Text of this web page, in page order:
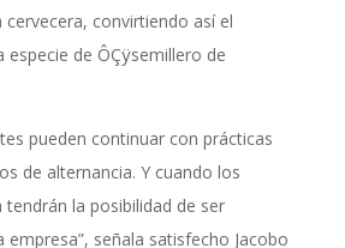
convirtiendo así el
de ÔÇÿsemillero de
pueden continuar con prácticas
de alternancia. Y cuando los
la posibilidad de ser
señala satisfecho Jacobo